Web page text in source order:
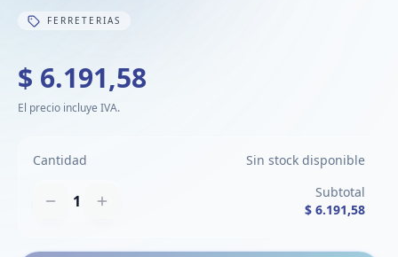
FERRETERIAS
$ 6.191,58
El precio incluye IVA.
Cantidad Sin stock disponible
1
Subtotal
$ 6.191,58